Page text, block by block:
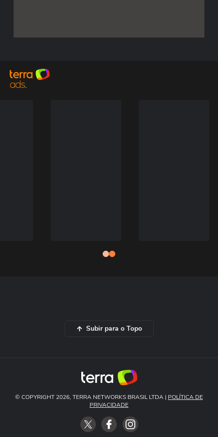
Subir para o Topo
© COPYRIGHT 2026, TERRA NETWORKS BRASIL LTDA | POLÍTICA DE
PRIVACIDADE